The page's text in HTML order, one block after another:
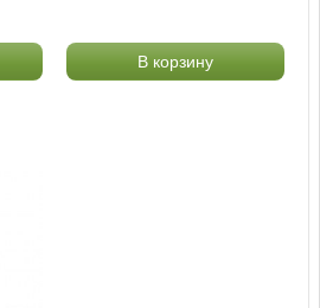
В корзину